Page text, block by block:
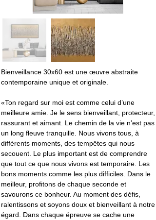
Bienveillance 30x60 est une œuvre abstraite
contemporaine unique et originale.
«Ton regard sur moi est comme celui d’une
meilleure amie. Je le sens bienveillant, protecteur,
rassurant et aimant. Le chemin de la vie n’est pas
un long fleuve tranquille. Nous vivons tous, à
différents moments, des tempêtes qui nous
secouent. Le plus important est de comprendre
que tout ce que nous vivons est temporaire. Les
bons moments comme les plus difficiles. Dans le
meilleur, profitons de chaque seconde et
savourons ce bonheur. Au moment des défis,
ralentissons et soyons doux et bienveillant à notre
égard. Dans chaque épreuve se cache une